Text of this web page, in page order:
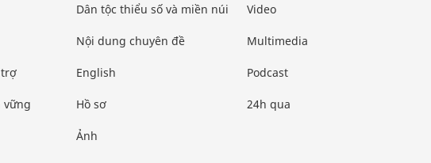
vững
Dân tộc thiểu số và miền núi
Nội dung chuyên đề
English
Hồ sơ
Ảnh
Video
Multimedia
Podcast
24h qua